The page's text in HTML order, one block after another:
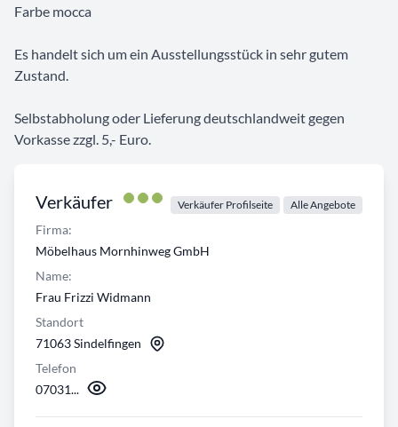
Verkäufer Verkäufer Profilseite Alle Angebote
Firma:
Möbelhaus Mornhinweg GmbH
Name:
Frau Frizzi Widmann
Standort
71063 Sindelfingen
Telefon
07031...
Farbe mocca
Es handelt sich um ein Ausstellungsstück in sehr gutem
Zustand.
Selbstabholung oder Lieferung deutschlandweit gegen
Vorkasse zzgl. 5,- Euro.